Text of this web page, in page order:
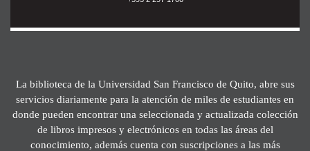
La biblioteca de la Universidad San Francisco de Quito, abre sus
servicios diariamente para la atención de miles de estudiantes en
donde pueden encontrar una seleccionada y actualizada colección
de libros impresos y electrónicos en todas las áreas del
conocimiento, además cuenta con suscripciones a las más